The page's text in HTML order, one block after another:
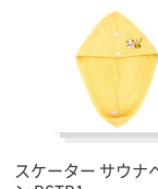
スケーター サウナ